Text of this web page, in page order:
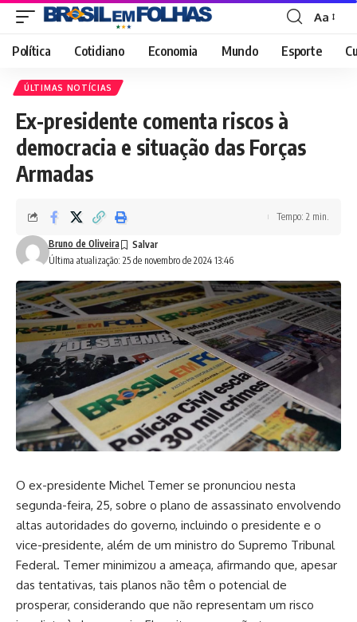
Font
Resizer
Aa
Política Cotidiano Economia Mundo Esporte
ÚLTIMAS NOTÍCIAS
Ex-presidente comenta riscos à
democracia e situação das Forças
Armadas
Última atualização: 25 de novembro de 2024 13:46
Bruno de Oliveira
Tempo: 2 min.
O ex-presidente Michel Temer se pronunciou nesta
segunda-feira, 25, sobre o plano de assassinato envolvendo
altas autoridades do governo, incluindo o presidente e o
vice-presidente, além de um ministro do Supremo Tribunal
Federal. Temer minimizou a ameaça, afirmando que, apesar
das tentativas, tais planos não têm o potencial de
prosperar, considerando que não representam um risco